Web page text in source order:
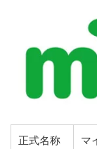
正式名称 マ